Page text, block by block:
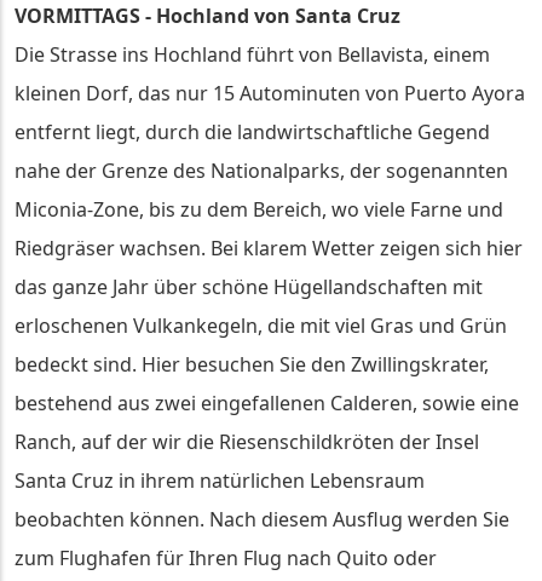
VORMITTAGS - Hochland von Santa Cruz
Die Strasse ins Hochland führt von Bellavista, einem
kleinen Dorf, das nur 15 Autominuten von Puerto Ayora
entfernt liegt, durch die landwirtschaftliche Gegend
nahe der Grenze des Nationalparks, der sogenannten
Miconia-Zone, bis zu dem Bereich, wo viele Farne und
Riedgräser wachsen. Bei klarem Wetter zeigen sich hier
das ganze Jahr über schöne Hügellandschaften mit
erloschenen Vulkankegeln, die mit viel Gras und Grün
bedeckt sind. Hier besuchen Sie den Zwillingskrater,
bestehend aus zwei eingefallenen Calderen, sowie eine
Ranch, auf der wir die Riesenschildkröten der Insel
Santa Cruz in ihrem natürlichen Lebensraum
beobachten können. Nach diesem Ausflug werden Sie
zum Flughafen für Ihren Flug nach Quito oder